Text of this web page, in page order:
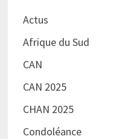
Actus
Afrique du Sud
CAN
CAN 2025
CHAN 2025
Condoléance